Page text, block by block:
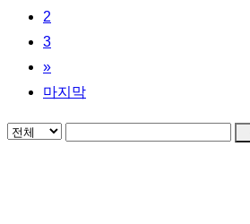
2
3
»
마지막